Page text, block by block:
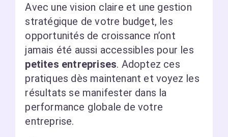
Avec une vision claire et une gestion
stratégique de votre budget, les
opportunités de croissance n’ont
jamais été aussi accessibles pour les
petites entreprises. Adoptez ces
pratiques dès maintenant et voyez les
résultats se manifester dans la
performance globale de votre
entreprise.